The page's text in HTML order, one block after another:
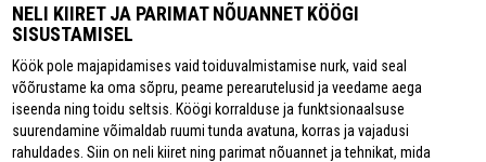
NELI KIIRET JA PARIMAT NÕUANNET KÖÖGI
SISUSTAMISEL
Köök pole majapidamises vaid toiduvalmistamise nurk, vaid seal
võõrustame ka oma sõpru, peame perearutelusid ja veedame aega
iseenda ning toidu seltsis. Köögi korralduse ja funktsionaalsuse
suurendamine võimaldab ruumi tunda avatuna, korras ja vajadusi
rahuldades. Siin on neli kiiret ning parimat nõuannet ja tehnikat, mida